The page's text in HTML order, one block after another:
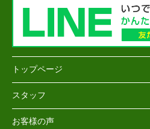
トップページ
スタッフ
お客様の声